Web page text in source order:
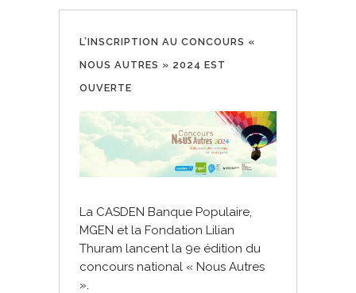
L’INSCRIPTION AU CONCOURS «
NOUS AUTRES » 2024 EST
OUVERTE
La CASDEN Banque Populaire,
MGEN et la Fondation Lilian
Thuram lancent la 9e édition du
concours national « Nous Autres
».